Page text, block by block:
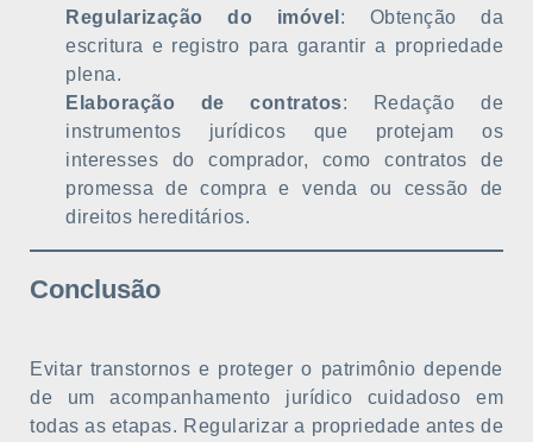
Regularização do imóvel : Obtenção da
escritura e registro para garantir a propriedade
plena.
Elaboração de contratos: Redação de
instrumentos jurídicos que protejam os
interesses do comprador, como contratos de
promessa de compra e venda ou cessão de
direitos hereditários.
Conclusão
Evitar transtornos e proteger o patrimônio depende
de um acompanhamento jurídico cuidadoso em
todas as etapas. Regularizar a propriedade antes de